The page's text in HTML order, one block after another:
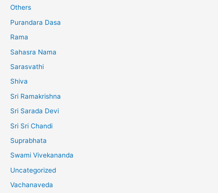
Others
Purandara Dasa
Rama
Sahasra Nama
Sarasvathi
Shiva
Sri Ramakrishna
Sri Sarada Devi
Sri Sri Chandi
Suprabhata
Swami Vivekananda
Uncategorized
Vachanaveda